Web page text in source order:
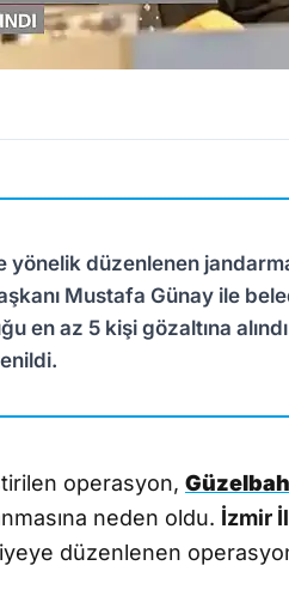
yönelik düzenlenen
Mustafa Günay ile
en az 5 kişi gözaltına
operasyon,
neden oldu. İzmir
düzenlenen